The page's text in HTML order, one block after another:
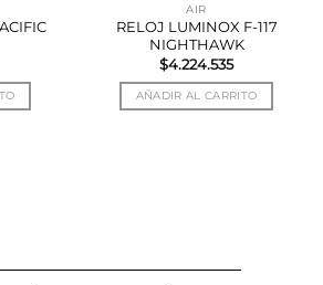
AIR
RELOJ LUMINOX F-117
NIGHTHAWK
$4.224.535
AÑADIR AL CARRITO